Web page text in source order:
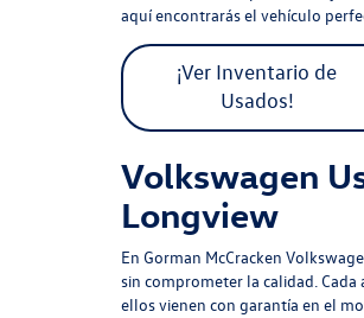
aquí encontrarás el vehículo
¡Ver Inventario de
Usados!
Volkswagen
Longview
En Gorman McCracken
sin comprometer la calidad.
ellos vienen con garantía en el